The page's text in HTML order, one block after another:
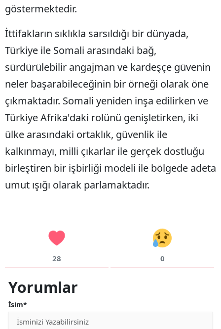
göstermektedir.
İttifakların sıklıkla sarsıldığı bir dünyada,
Türkiye ile Somali arasındaki bağ,
sürdürülebilir angajman ve kardeşçe güvenin
neler başarabileceğinin bir örneği olarak öne
çıkmaktadır. Somali yeniden inşa edilirken ve
Türkiye Afrika'daki rolünü genişletirken, iki
ülke arasındaki ortaklık, güvenlik ile
kalkınmayı, milli çıkarlar ile gerçek dostluğu
birleştiren bir işbirliği modeli ile bölgede adeta
umut ışığı olarak parlamaktadır.
28 0
Yorumlar
İsim*